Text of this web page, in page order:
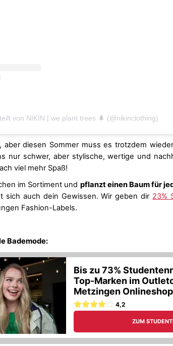
von NIKIN | we plant trees 🌲 (@nikinclothing)
aber diesen Sommer muss es trotzdem
nur schwer, aber stylische, wertige und
viel mehr Spaß!
im Sortiment und pflanzt einen Baum für
sich auch dein Gewissen. Wir geben dir 23%
Fashion-Labels.
Bademode: